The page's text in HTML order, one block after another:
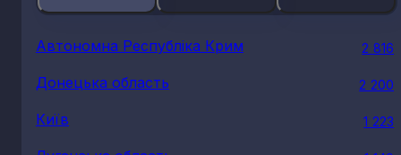
Автономна Республіка Крим 2 816
Донецька область 2 200
Київ 1 223